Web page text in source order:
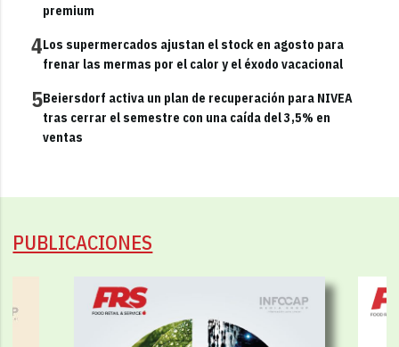
premium
4Los supermercados ajustan el stock en agosto para
frenar las mermas por el calor y el éxodo vacacional
5Beiersdorf activa un plan de recuperación para NIVEA
tras cerrar el semestre con una caída del 3,5% en
ventas
PUBLICACIONES